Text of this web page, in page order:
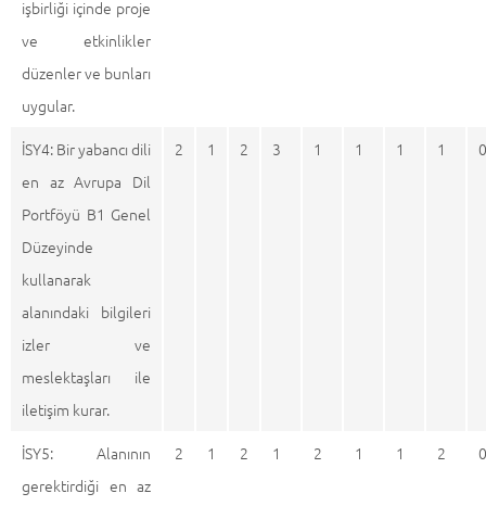
işbirliği içinde proje
ve etkinlikler
düzenler ve bunları
uygular.
İSY4: Bir yabancı dili
en az Avrupa Dil
Portföyü B1 Genel
Düzeyinde
kullanarak
alanındaki bilgileri
izler ve
meslektaşları ile
iletişim kurar.
2 1 2 3 1 1 1 1 0
İSY5: Alanının
gerektirdiği en az
2 1 2 1 2 1 1 2 0